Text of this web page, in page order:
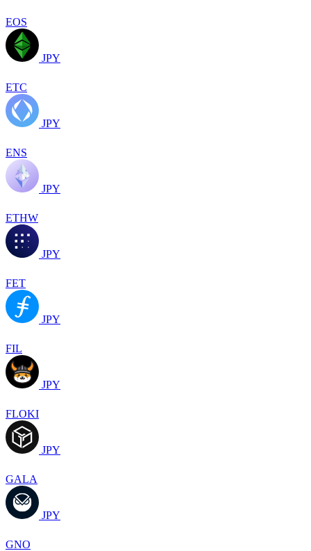
EOS
JPY
ETC
JPY
ENS
JPY
ETHW
JPY
FET
JPY
FIL
JPY
FLOKI
JPY
GALA
JPY
GNO